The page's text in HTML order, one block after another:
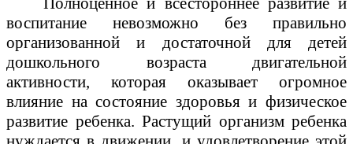
воспитание невозможно без правильно
организованной и достаточной для детей
дошкольного возраста двигательной
активности, которая оказывает огромное
влияние на состояние здоровья и физическое
развитие ребенка. Растущий организм ребенка